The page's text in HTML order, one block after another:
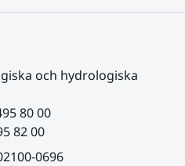
och hydrologiska
80 00
82 00
0696